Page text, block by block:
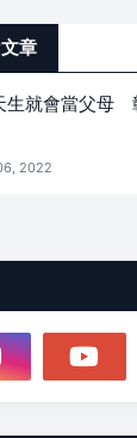
章
生就會當父母
2022